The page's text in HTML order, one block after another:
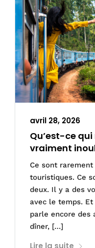
avril 28, 2026
Qu’est-ce
vraiment
Ce sont
touristiques. Ce
deux. Il y a des
avec le temps.
parle encore des
dîner, […]
Lire la suite